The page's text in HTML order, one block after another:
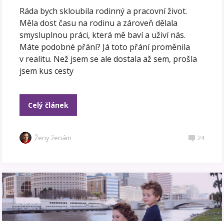
Ráda bych skloubila rodinný a pracovní život.
Měla dost času na rodinu a zároveň dělala
smysluplnou práci, která mě baví a uživí nás.
Máte podobné přání? Já toto přání proměnila
v realitu. Než jsem se ale dostala až sem, prošla
jsem kus cesty
Celý článek
Ženy ženám 24